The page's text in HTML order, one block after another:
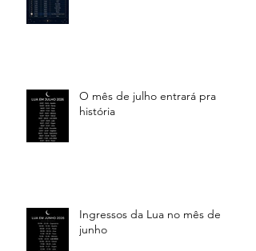
O mês de julho entrará pra
história
Ingressos da Lua no mês de
junho